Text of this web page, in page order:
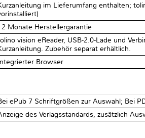
im Lieferumfang enthalten;
Monate Herstellergarantie
vision eReader, USB-2.0-Lade und
Zubehör separat erhältlich.
Browser
ePub 7 Schriftgrößen zur Auswahl; Bei
des Verlagsstandards, zusätzlich